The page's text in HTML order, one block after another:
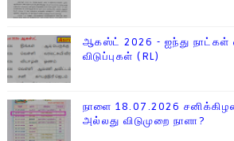
ஆகஸ்ட் 2026 - ஐந்து நாட்கள்
விடுப்புகள் (RL)
நாளை 18.07.2026
அல்லது விடுமுறை நாளா?